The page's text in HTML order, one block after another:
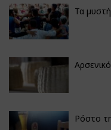
Τα
Ρόστο